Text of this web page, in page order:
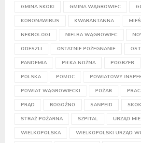
GMINA SKOKI GMINA WĄGROWIEC
KORONAWIRUS KWARANTANNA
NEKROLOGI NIELBA WĄGROWIEC
ODESZLI OSTATNIE POŻEGNANIE
PANDEMIA PIŁKA NOŻNA POGRZEB
POLSKA POMOC POWIATOWY
POWIAT WĄGROWIECKI POŻAR
PRĄD ROGOŹNO SANPEID
STRAŻ POŻARNA SZPITAL URZĄD
WIELKOPOLSKA WIELKOPOLSKI URZĄD